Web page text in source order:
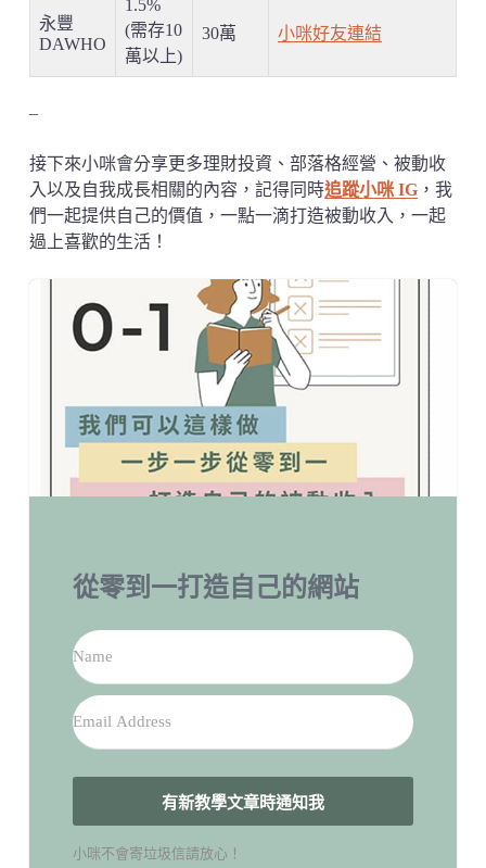
永豐
DAWHO
1.5%
(需存10
萬以上)
30萬 小咪好友連結
–
接下來小咪會分享更多理財投資、部落格經營、被動收
入以及自我成長相關的內容，記得同時追蹤小咪 IG，我
們一起提供自己的價值，一點一滴打造被動收入，一起
過上喜歡的生活！
從零到一打造自己的網站
有新教學文章時通知我
小咪不會寄垃圾信請放心！